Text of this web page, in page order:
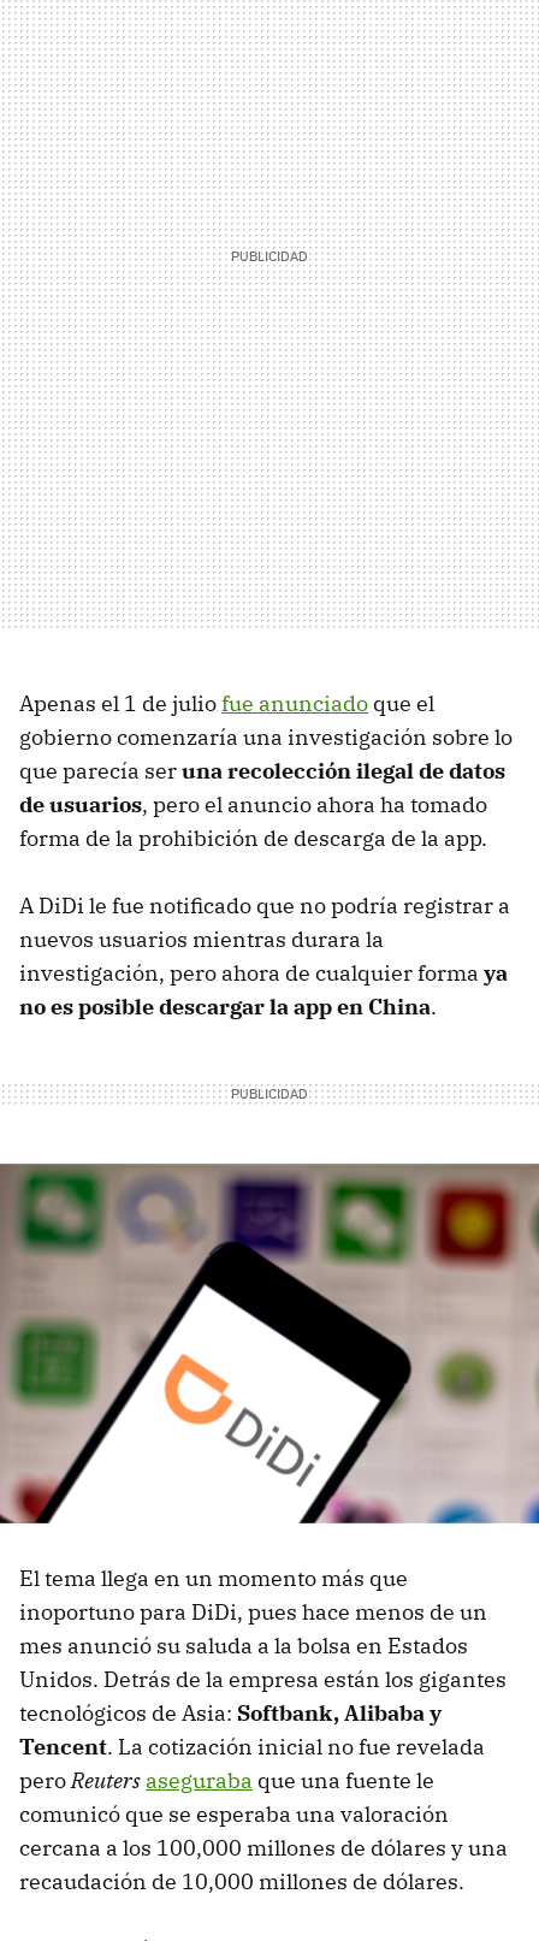
Apenas el 1 de juliofue anunciado que el
gobierno comenzaría una investigación sobre lo
que parecía seruna recolección ilegal de datos
de usuarios, pero el anuncio ahora ha tomado
forma de la prohibición de descarga de la app.
A DiDi le fue notificado que no podría registrar a
nuevos usuarios mientras durara la
investigación, pero ahora de cualquier forma ya
no es posible descargar la app en China.
El tema llega en un momento más que
inoportuno para DiDi, pues hace menos de un
mes anunció su saluda a la bolsa en Estados
Unidos. Detrás de la empresa están los gigantes
tecnológicos de Asia: Softbank, Alibaba y
Tencent. La cotización inicial no fue revelada
pero Reuters aseguraba que una fuente le
comunicó que se esperaba una valoración
cercana a los 100,000 millones de dólares y una
recaudación de 10,000 millones de dólares.